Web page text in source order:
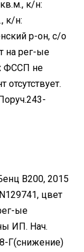
к/н:
к/н:
p-он, с/о
на рег-ые
ФССП не
отсутствует.
В200, 2015
цвет
ые
ИП. Нач.
Г(снижение)